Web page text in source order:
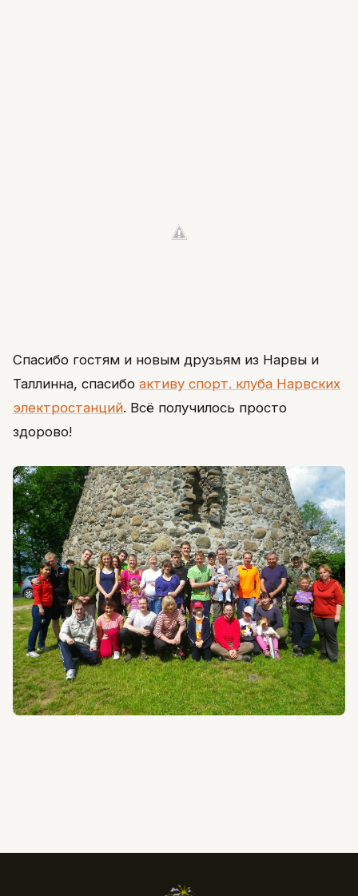
Спасибо гостям и новым друзьям из Нарвы и
Таллинна, спасибо активу спорт. клуба Нарвских
электростанций. Всё получилось просто
здорово!